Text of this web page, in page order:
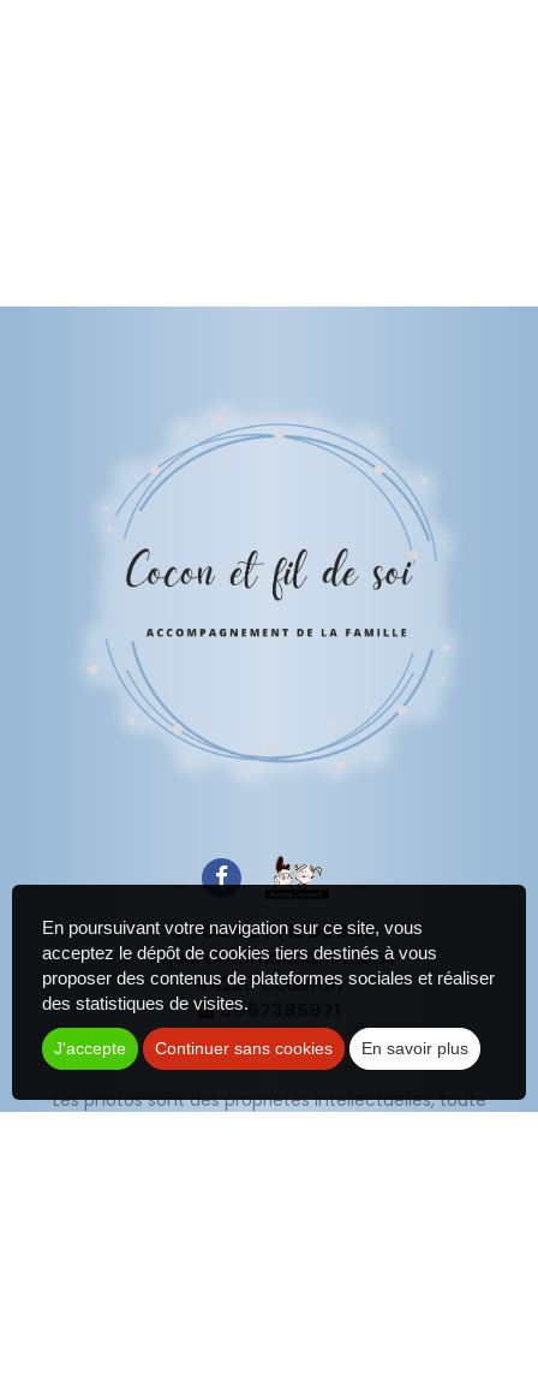
COCON ET FIL DE SOI
4 quai Commandant Lucas
44220 Couëron
0667385971
Contact
Les photos sont des propriétés intellectuelles, toute
En poursuivant votre navigation sur ce site, vous
acceptez le dépôt de cookies tiers destinés à vous
proposer des contenus de plateformes sociales et réaliser
des statistiques de visites.
J'accepte Continuer sans cookies En savoir plus